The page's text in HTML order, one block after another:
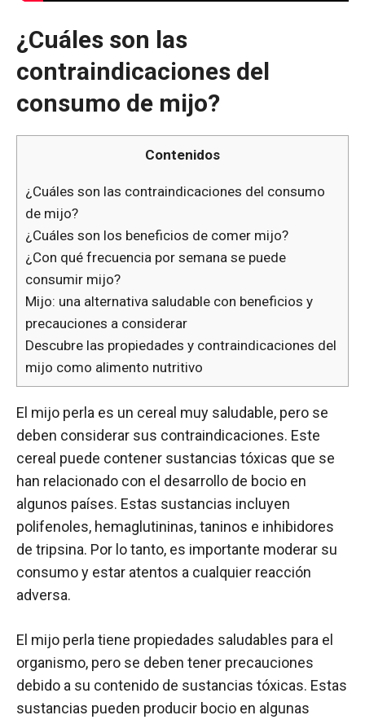
¿Cuáles son las
contraindicaciones del
consumo de mijo?
Contenidos
¿Cuáles son las contraindicaciones del consumo
de mijo?
¿Cuáles son los beneficios de comer mijo?
¿Con qué frecuencia por semana se puede
consumir mijo?
Mijo: una alternativa saludable con beneficios y
precauciones a considerar
Descubre las propiedades y contraindicaciones del
mijo como alimento nutritivo
El mijo perla es un cereal muy saludable, pero se
deben considerar sus contraindicaciones. Este
cereal puede contener sustancias tóxicas que se
han relacionado con el desarrollo de bocio en
algunos países. Estas sustancias incluyen
polifenoles, hemaglutininas, taninos e inhibidores
de tripsina. Por lo tanto, es importante moderar su
consumo y estar atentos a cualquier reacción
adversa.
El mijo perla tiene propiedades saludables para el
organismo, pero se deben tener precauciones
debido a su contenido de sustancias tóxicas. Estas
sustancias pueden producir bocio en algunas